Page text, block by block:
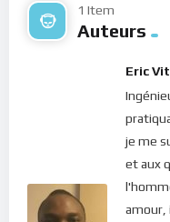
jouit un sujet à un
passif, elle doit être
elle cesserait d’être
paix pourrait être
existe et subsiste par
et dès que cette source
chaleur disparait et
manière, la paix doit
Sa qualité dépendrait
1 Item
Auteurs
Eric
je me
et aux
amour,